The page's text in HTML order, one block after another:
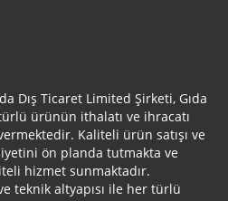
Dış Ticaret Limited Şirketi, Gıda
ürünün ithalatı ve ihracatı
Kaliteli ürün satışı ve
ön planda tutmakta ve
hizmet sunmaktadır.
teknik altyapısı ile her türlü